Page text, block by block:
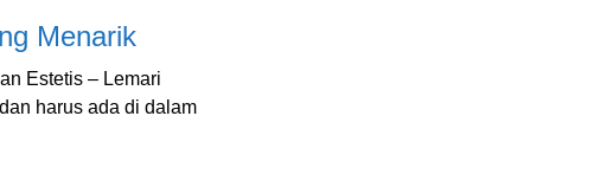
Menarik
Estetis – Lemari
harus ada di dalam